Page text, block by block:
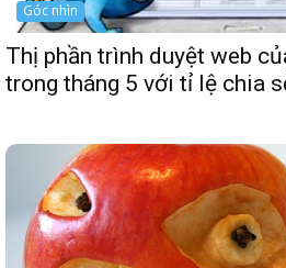
Góc nhìn
Thị phần trình duyệt web
trong tháng 5 với tỉ lệ chia